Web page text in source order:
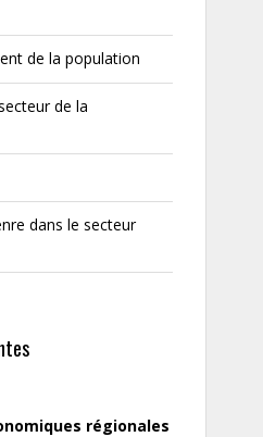
de la population
de la
dans le secteur
régionales